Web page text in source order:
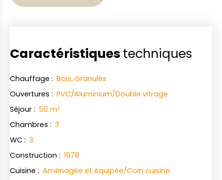
Caractéristiques techniques
Chauffage : Bois, Granulés
Ouvertures : PVC/Aluminium/Double vitrage
Séjour : 50 m²
Chambres : 3
WC : 3
Construction : 1978
Cuisine : Aménagée et équipée/Coin cuisine